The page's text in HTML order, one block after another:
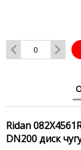
Ridan
DN200 диск